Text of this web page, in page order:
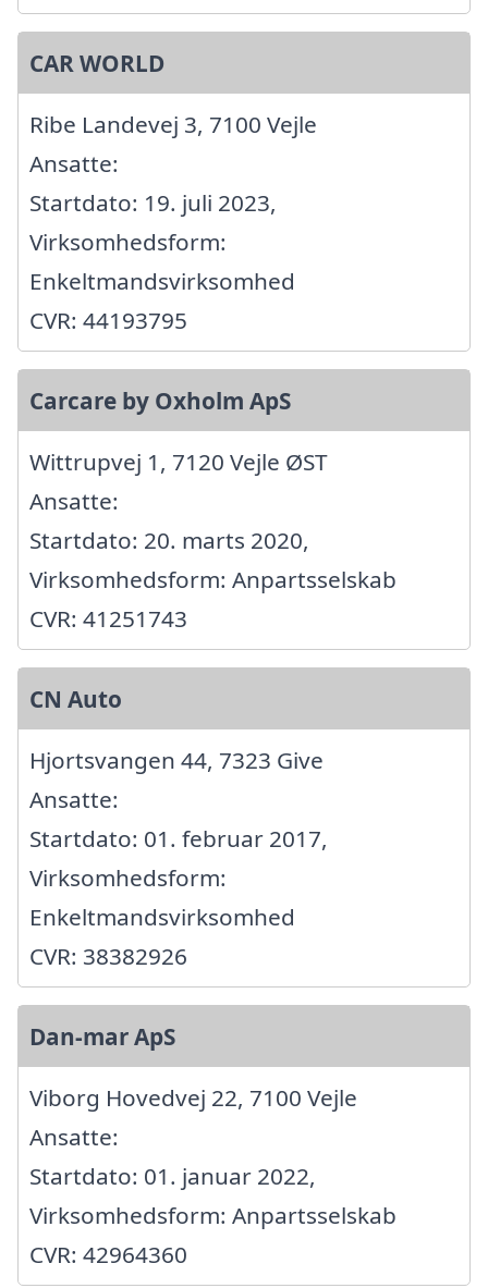
CAR WORLD
Ribe Landevej 3, 7100 Vejle
Ansatte:
Startdato: 19. juli 2023,
Virksomhedsform:
Enkeltmandsvirksomhed
CVR: 44193795
Carcare by Oxholm ApS
Wittrupvej 1, 7120 Vejle ØST
Ansatte:
Startdato: 20. marts 2020,
Virksomhedsform: Anpartsselskab
CVR: 41251743
CN Auto
Hjortsvangen 44, 7323 Give
Ansatte:
Startdato: 01. februar 2017,
Virksomhedsform:
Enkeltmandsvirksomhed
CVR: 38382926
Dan-mar ApS
Viborg Hovedvej 22, 7100 Vejle
Ansatte:
Startdato: 01. januar 2022,
Virksomhedsform: Anpartsselskab
CVR: 42964360